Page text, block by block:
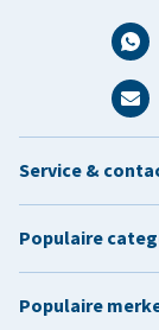
Service &
Populaire
Populaire